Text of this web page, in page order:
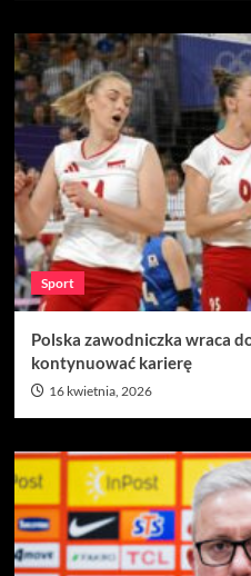
Sport
Polska zawodniczka wraca
kontynuować karierę
16 kwietnia, 2026